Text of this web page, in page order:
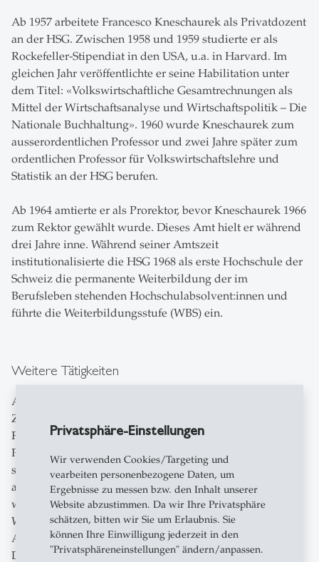
Privatsphäre-Einstellungen
Wir verwenden Cookies/Targeting und
vearbeiten personenbezogene Daten, um
Ergebnisse zu messen bzw. den Inhalt unserer
Website abzustimmen. Da wir Ihre Privatsphäre
schätzen, bitten wir Sie um Erlaubnis. Sie
können Ihre Einwilligung jederzeit in den
"Privatsphäreneinstellungen" ändern/anpassen.
Ab 1957 arbeitete Francesco Kneschaurek als Privatdozent
an der HSG. Zwischen 1958 und 1959 studierte er als
Rockefeller-Stipendiat in den USA, u.a. in Harvard. Im
gleichen Jahr veröffentlichte er seine Habilitation unter
dem Titel: «Volkswirtschaftliche Gesamtrechnungen als
Mittel der Wirtschaftsanalyse und Wirtschaftspolitik – Die
Nationale Buchhaltung». 1960 wurde Kneschaurek zum
ausserordentlichen Professor und zwei Jahre später zum
ordentlichen Professor für Volkswirtschaftslehre und
Statistik an der HSG berufen.
Ab 1964 amtierte er als Prorektor, bevor Kneschaurek 1966
zum Rektor gewählt wurde. Dieses Amt hielt er während
drei Jahre inne. Während seiner Amtszeit
institutionalisierte die HSG 1968 als erste Hochschule der
Schweiz die permanente Weiterbildung der im
Berufsleben stehenden Hochschulabsolvent:innen und
führte die Weiterbildungsstufe (WBS) ein.
Weitere Tätigkeiten
Ab 1971 war er Leiter des St.Galler Zentrums für
Zukunftsforschung und zwischen 1968 und 1973 leitete
Francesco Kneschaurek im Auftrag des Bundes die
Perspektivenstudien über die Entwicklung der
schweizerischen Volkswirtschaft bis zum Jahre 2000. Das
achtbändige Werk war Pionierarbeit und Kneschaurek
wurde national und international als führender
Wirtschaftsprognostiker bekannt.
Anschliessend arbeitete Kneschaurek für drei Jahre als
Delegierter des Bundesrates für Konjunkturfragen. 1974